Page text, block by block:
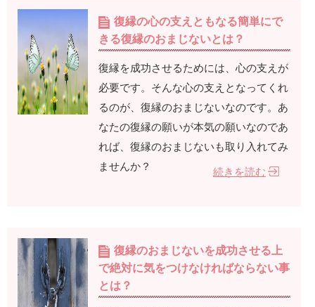
復縁の心の支えともなる簡単にで
きる復縁のおまじないとは？
復縁を成功させるためには、心の支えが
必要です。そんな心の支えとなってくれ
るのが、復縁のおまじないなのです。あ
なたの復縁の願いが本気の願いなのであ
れば、復縁のおまじないも取り入れてみ
ませんか？
続きを読む
復縁のおまじないを成功させる上
で絶対に気をつけなければならない事
とは？